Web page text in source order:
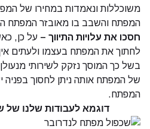
משוכללות ונאמדות במחירו של
המפתח והשבב בו מאובזר המפתח
חסכו את עלויות התיווך – על כן,
בשל כך המוסך נזקק לשירותי
של המפתח אותה ניתן לחסוך בפניה
המפתח.
דוגמא לעבודות שלנו